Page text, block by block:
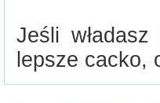
Jeśli
lepsze cacko,